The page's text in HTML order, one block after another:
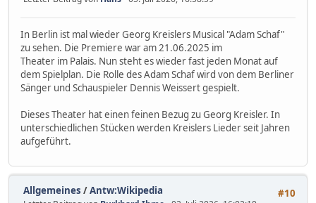
In Berlin ist mal wieder Georg Kreislers Musical "Adam Schaf"
zu sehen. Die Premiere war am 21.06.2025 im
Theater im Palais. Nun steht es wieder fast jeden Monat auf
dem Spielplan. Die Rolle des Adam Schaf wird von dem Berliner
Sänger und Schauspieler Dennis Weissert gespielt.
Dieses Theater hat einen feinen Bezug zu Georg Kreisler. In
unterschiedlichen Stücken werden Kreislers Lieder seit Jahren
aufgeführt.
#10
Allgemeines /Antw:Wikipedia